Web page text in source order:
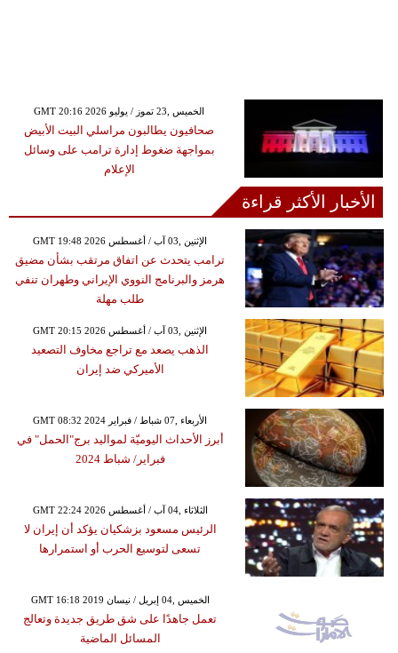
GMT 20:16 2026 الخميس ,23 تموز / يوليو
صحافيون يطالبون مراسلي البيت الأبيض
بمواجهة ضغوط إدارة ترامب على وسائل
الإعلام
الأخبار الأكثر قراءة
GMT 19:48 2026 الإثنين ,03 آب / أغسطس
ترامب يتحدث عن اتفاق مرتقب بشأن مضيق
هرمز والبرنامج النووي الإيراني وطهران تنفي
طلب مهلة
GMT 20:15 2026 الإثنين ,03 آب / أغسطس
الذهب يصعد مع تراجع مخاوف التصعيد
الأميركي ضد إيران
GMT 08:32 2024 الأربعاء ,07 شباط / فبراير
أبرز الأحداث اليوميّة لمواليد برج"الحمل" في
فبراير/ شباط 2024
GMT 22:24 2026 الثلاثاء ,04 آب / أغسطس
الرئيس مسعود بزشكيان يؤكد أن إيران لا
تسعى لتوسيع الحرب أو استمرارها
GMT 16:18 2019 الخميس ,04 إبريل / نيسان
تعمل جاهدًا على شق طريق جديدة وتعالج
المسائل الماضية